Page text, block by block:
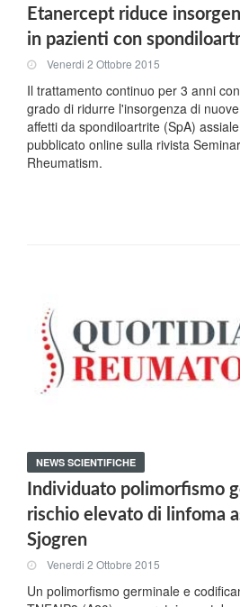
Etanercept riduce
in pazienti con
Venerdi 2 Ottobre 2015
Il trattamento continuo per 3 anni
grado di ridurre l'insorgenza di
affetti da spondiloartrite (SpA)
pubblicato online sulla rivista
Rheumatism.
NEWS SCIENTIFICHE
Individuato polimorfismo
rischio elevato di linfoma
Sjogren
Venerdi 2 Ottobre 2015
Un polimorfismo germinale e